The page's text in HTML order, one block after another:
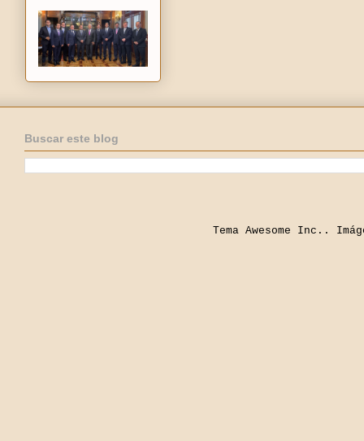
Buscar este blog
Tema Awesome Inc..